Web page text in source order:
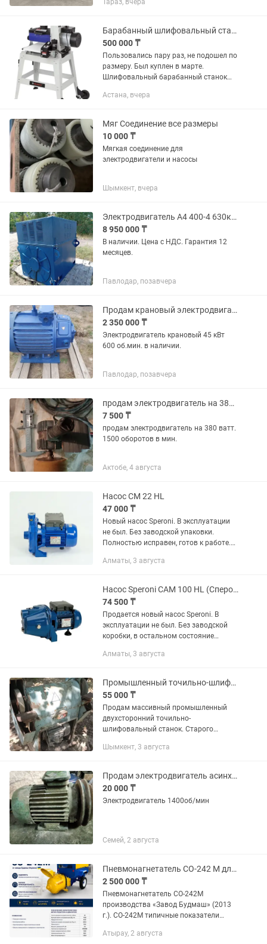
Изготавливался под опил древесный.
комбикорма...
Тараз, вчера
Барабанный шлифовальный станок
500 000 ₸
Пользовались пару раз, не подошел по
размеру. Был куплен в марте.
Шлифовальный барабанный станок
обработки деревянных заготовок
Астана, вчера
Мяг Соединение все размеры
10 000 ₸
Мягкая соединение для
электродвигатели и насосы
Шымкент, вчера
Электродвигатель А4 400-4 630квт1500об.мин 6000В
8 950 000 ₸
В наличии. Цена с НДС. Гарантия 12
месяцев.
Павлодар, позавчера
Продам крановый электродвигатель МТН611 45 квт 600 оборотов
2 350 000 ₸
Электродвигатель крановый 45 кВт
600 об.мин. в наличии.
Павлодар, позавчера
продам электродвигатель на 380 ват
7 500 ₸
продам электродвигатель на 380 ватт.
1500 оборотов в мин.
Актобе, 4 августа
Насос CM 22 HL
47 000 ₸
Новый насос Speroni. В эксплуатации
не был. Без заводской упаковки.
Полностью исправен, готов к работе.
Мощность электродвигателя: 0,37 кВт
Алматы, 3 августа
Насос Speroni CAM 100 HL (Сперони)
74 500 ₸
Продается новый насос Speroni. В
эксплуатации не был. Без заводской
коробки, в остальном состояние
Максимальная подача
Максимальный...
Алматы, 3 августа
Промышленный точильно-шлифовальный станок / наждак
55 000 ₸
Продам массивный промышленный
двухсторонний точильно-
шлифовальный станок. Старого
металлический корпус, два
ременным приводом. Долгое время...
Шымкент, 3 августа
Продам электродвигатель асинхронный
20 000 ₸
Электродвигатель 1400об/мин
Семей, 2 августа
Пневмонагнетатель СО-242 М для полусухой стяжки
2 500 000 ₸
Пневмонагнетатель СО-242М
производства «Завод Будмаш» (2013
г.). СО-242М типичные показатели
до 80 метров. По горизонтали: до 250–
Атырау, 2 августа